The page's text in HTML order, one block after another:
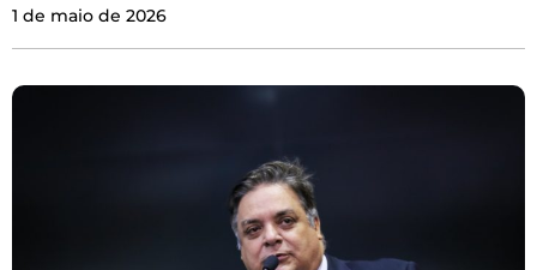
1 de maio de 2026